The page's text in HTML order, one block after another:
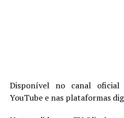
Disponível no canal oficial
YouTube e nas plataformas